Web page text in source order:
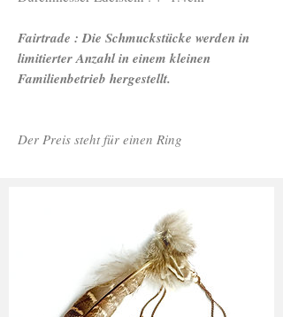
Fairtrade : Die Schmuckstücke werden in
limitierter Anzahl in einem kleinen
Familienbetrieb hergestellt.
Der Preis steht für einen Ring